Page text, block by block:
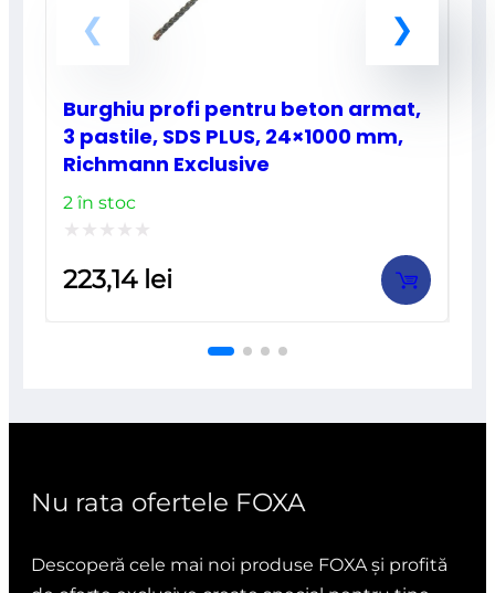
Burghiu profi pentru beton armat,
3 pastile, SDS PLUS, 24×1000 mm,
Richmann Exclusive
2 în stoc
la
223,14 lei
Nu rata ofertele FOXA
Descoperă cele mai noi produse FOXA și profită